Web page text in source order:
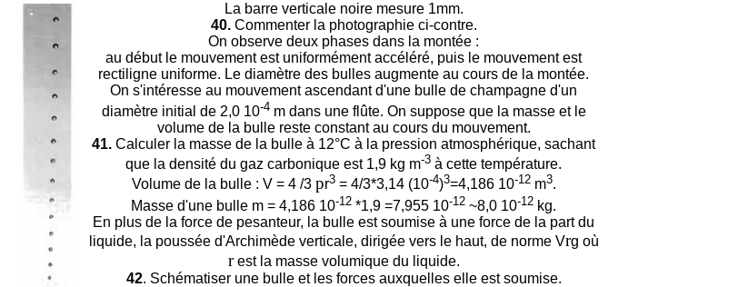
La barre verticale noire mesure 1mm.
40.Commenter la photographie ci-contre.
On observe deux phases dans la montée :
au début le mouvement est uniformément accéléré, puis le mouvement est
rectiligne uniforme. Le diamètre des bulles augmente au cours de la montée.
On s'intéresse au mouvement ascendant d'une bulle de champagne d'un
diamètre initial de 2,0 10-4m dans une flûte. On suppose que la masse et le
volume de la bulle reste constant au cours du mouvement.
41. Calculer la masse de la bulle à 12°C à la pression atmosphérique, sachant
que la densité du gaz carbonique est 1,9 kg m-3 à cette température.
Volume de la bulle : V = 4 /3 pr3= 4/3*3,14 (10-4)3=4,186 10-12m3.
Masse d'une bulle m = 4,186 10-12 *1,9 =7,955 10-12 ~8,0 10-12 kg.
En plus de la force de pesanteur, la bulle est soumise à une force de la part du
liquide, la poussée d'Archimède verticale, dirigée vers le haut, de norme Vrg où
rest la masse volumique du liquide.
42. Schématiser une bulle et les forces auxquelles elle est soumise.